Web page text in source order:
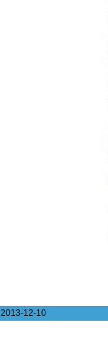
2013-12-10